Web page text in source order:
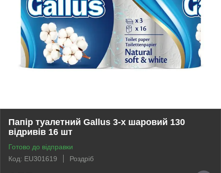
Папір туалетний Gallus 3-х шаровий 130
відривів 16 шт
Готово до відправки
Код: EU301619
Роздріб